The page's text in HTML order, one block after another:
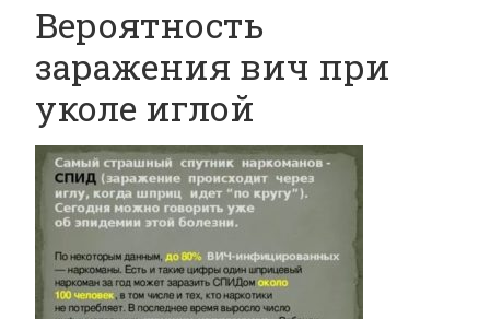
Вероятность
заражения вич при
уколе иглой